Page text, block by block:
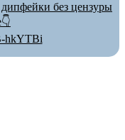
без цензуры
hkYTBi